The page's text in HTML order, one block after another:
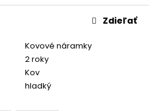
Kovové náramky
2 roky
Kov
hladký
Zdieľať